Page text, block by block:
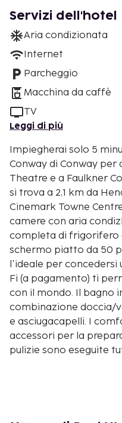
Servizi dell'hotel
Aria condizionata
Internet
Parcheggio
Macchina da caffè
TV
Leggi di più
Impiegherai solo 5
Conway di Conway per
Theatre e a Faulkner County
si trova a 2,1 km da
Cinemark Towne
camere con aria
completa di frigorifero
schermo piatto da 50
l'ideale per concedersi
Fi (a pagamento) ti
con il mondo. Il bagno
combinazione doccia/
e asciugacapelli. I
accessori per la
pulizie sono eseguite